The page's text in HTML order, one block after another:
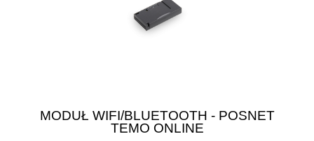
MODUŁ WIFI/BLUETOOTH - POSNET
TEMO ONLINE